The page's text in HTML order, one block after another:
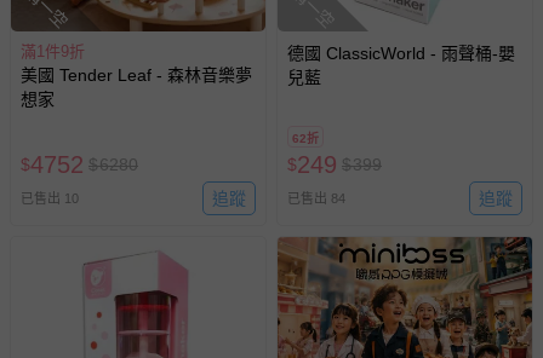
滿1件9折
美國 Tender Leaf - 森林音樂夢
想家
$4752 $6280
已售出 10 追蹤
德國 ClassicWorld - 雨聲桶-嬰
兒藍
62折
$249 $399
已售出 84 追蹤